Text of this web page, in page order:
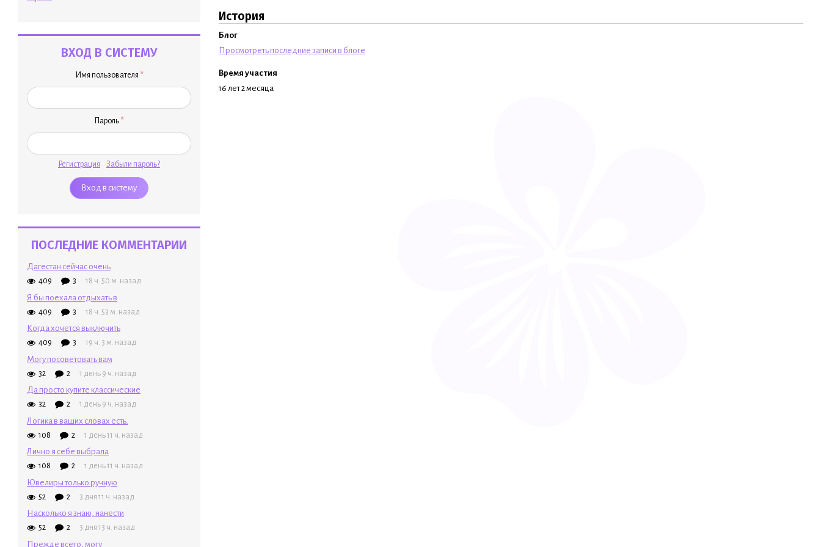
ВХОД В СИСТЕМУ
Имя пользователя *
Пароль *
Регистрация Забыли пароль?
ПОСЛЕДНИЕ КОММЕНТАРИИ
Дагестан сейчас очень
409 3 18 ч. 50 м. назад
Я бы поехала отдыхать в
409 3 18 ч. 53 м. назад
Когда хочется выключить
409 3 19 ч. 3 м. назад
Могу посоветовать вам
32 2 1 день 9 ч. назад
Да просто купите классические
32 2 1 день 9 ч. назад
Логика в ваших словах есть.
108 2 1 день 11 ч. назад
Лично я себе выбрала
108 2 1 день 11 ч. назад
Ювелиры только ручную
52 2 3 дня 11 ч. назад
Насколько я знаю, нанести
52 2 3 дня 13 ч. назад
Прежде всего, могу
История
Блог
Просмотреть последние записи в блоге
Время участия
16 лет 2 месяца